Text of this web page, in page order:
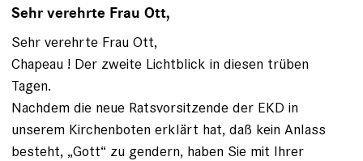
Sehr verehrte Frau Ott,
Sehr verehrte Frau Ott,
Chapeau ! Der zweite Lichtblick in diesen trüben
Tagen.
Nachdem die neue Ratsvorsitzende der EKD in
unserem Kirchenboten erklärt hat, daß kein Anlass
besteht, „Gott“ zu gendern, haben Sie mit Ihrer